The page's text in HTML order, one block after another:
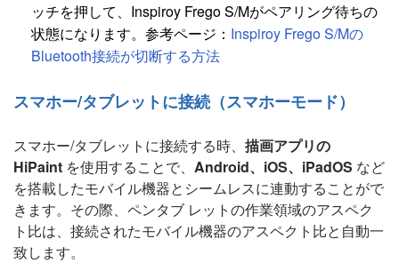
ッチを押して、Inspiroy Frego S/Mがペアリング待ちの
状態になります。参考ページ： Inspiroy Frego S/Mの
Bluetooth接続が切断する方法
スマホー/タブレットに接続（スマホーモード）
スマホー/タブレットに接続する時、 描画アプリの
HiPaint を使用することで、 Android、iOS、iPadOS など
を搭載したモバイル機器とシームレスに連動することがで
きます。その際、ペンタブ レットの作業領域のアスペク
ト比は、接続されたモバイル機器のアスペクト比と自動一
致します。